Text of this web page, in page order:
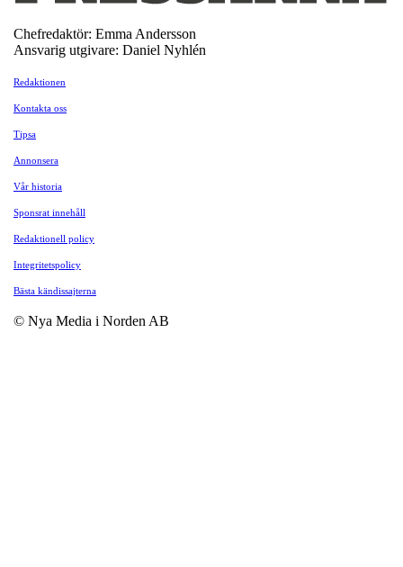
Chefredaktör: Emma Andersson
Ansvarig utgivare: Daniel Nyhlén
Redaktionen
Kontakta oss
Tipsa
Annonsera
Vår historia
Sponsrat innehåll
Redaktionell policy
Integritetspolicy
Bästa kändissajterna
© Nya Media i Norden AB